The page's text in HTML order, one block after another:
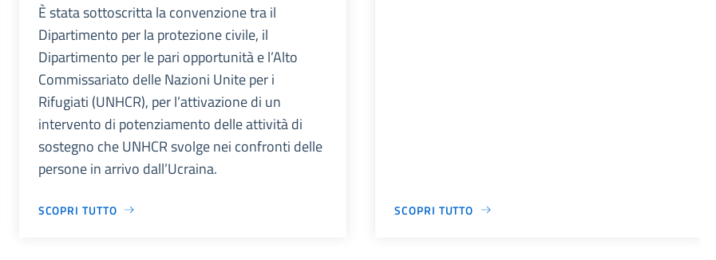
È stata sottoscritta la convenzione tra il
Dipartimento per la protezione civile, il
Dipartimento per le pari opportunità e l’Alto
Commissariato delle Nazioni Unite per i
Rifugiati (UNHCR), per l’attivazione di un
intervento di potenziamento delle attività di
sostegno che UNHCR svolge nei confronti delle
persone in arrivo dall’Ucraina.
SCOPRI TUTTO SCOPRI TUTTO